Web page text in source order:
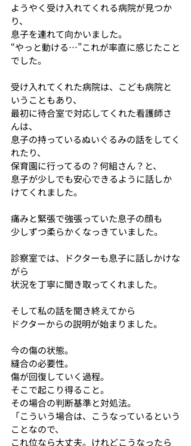
ようやく受け入れてくれる病院が見つか
り、
息子を連れて向かいました。
“やっと動ける…”これが率直に感じたこと
でした。
受け入れてくれた病院は、こども病院と
いうこともあり、
最初に待合室で対応してくれた看護師さ
んは、
息子の持っているぬいぐるみの話をしてく
れたり、
保育園に行ってるの？何組さん？と、
息子が少しでも安心できるように話しか
けてくれました。
痛みと緊張で強張っていた息子の顔も
少しずつ柔らかくなっきていました。
診察室では、ドクターも息子に話しかけな
がら
状況を丁寧に聞き取ってくれました。
そして私の話を聞き終えてから
ドクターからの説明が始まりました。
今の傷の状態。
縫合の必要性。
傷が回復していく過程。
そこで起こり得ること。
その場合の判断基準と対処法。
「こういう場合は、こうなっているという
ことなので、
これ位なら大丈夫。けれどこうなったら